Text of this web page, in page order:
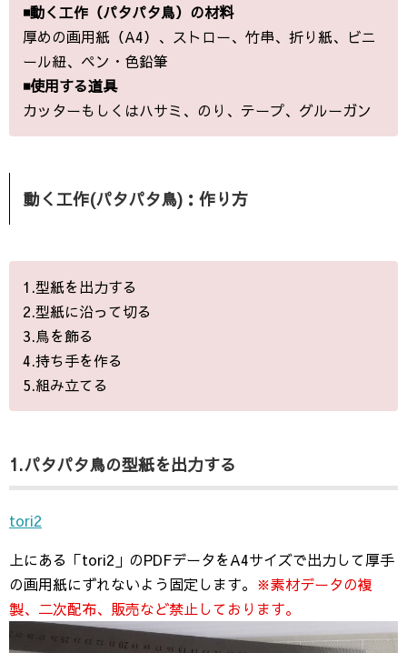
◾️動く工作（パタパタ鳥）の材料
厚めの画用紙（A4）、ストロー、竹串、折り紙、ビニ
ール紐、ペン・色鉛筆
◾️使用する道具
カッターもしくはハサミ、のり、テープ、グルーガン
動く工作(パタパタ鳥)：作り方
1.型紙を出力する
2.型紙に沿って切る
3.鳥を飾る
4.持ち手を作る
5.組み立てる
1.パタパタ鳥の型紙を出力する
tori2
上にある「tori2」のPDFデータをA4サイズで出力して厚手
の画用紙にずれないよう固定します。 ※素材データの複
製、二次配布、販売など禁止しております。